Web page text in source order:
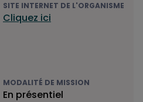
SITE INTERNET DE L'ORGANISME
Cliquez ici
MODALITÉ DE MISSION
En présentiel